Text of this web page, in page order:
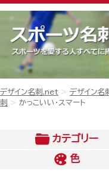
デザイン名刺.net デザイン名
刺
かっこいい・スマート
カテゴリー
色